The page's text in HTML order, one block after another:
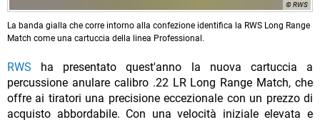
© RWS
La banda gialla che corre intorno alla confezione identifica la RWS Long Range
Match come una cartuccia della linea Professional.
RWS ha presentato quest'anno la nuova cartuccia a
percussione anulare calibro .22 LR Long Range Match, che
offre ai tiratori una precisione eccezionale con un prezzo di
acquisto abbordabile. Con una velocità iniziale elevata e